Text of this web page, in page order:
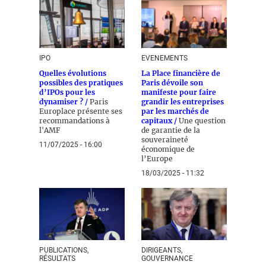
IPO
Quelles évolutions
possibles des pratiques
d’IPOs pour les
dynamiser ? / Paris
Europlace présente ses
recommandations à
l'AMF
11/07/2025 - 16:00
EVENEMENTS
La Place financière de
Paris dévoile son
manifeste pour faire
grandir les entreprises
par les marchés de
capitaux / Une question
de garantie de la
souveraineté
économique de
l’Europe
18/03/2025 - 11:32
PUBLICATIONS,
RÉSULTATS
DIRIGEANTS,
GOUVERNANCE